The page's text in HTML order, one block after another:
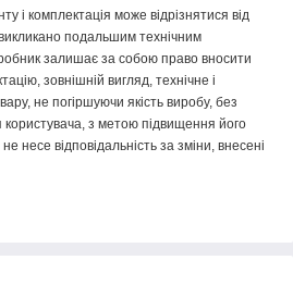
і комплектація може відрізнятися від
подальшим технічним
залишає за собою право вносити
зовнішній вигляд, технічне і
не погіршуючи якість виробу, без
з метою підвищення його
несе відповідальність за зміни, внесені